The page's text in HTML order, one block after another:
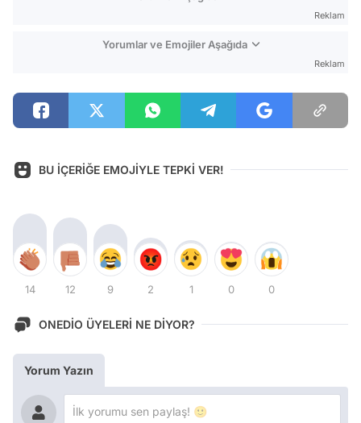
Reklam
Yorumlar ve Emojiler Aşağıda
Reklam
BU İÇERİĞE EMOJİYLE TEPKİ VER!
14 12 9 2 1 0 0
ONEDİO ÜYELERİ NE DİYOR?
Yorum Yazın